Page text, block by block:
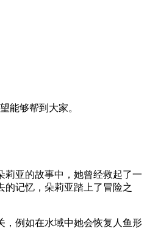
能够帮到大家。
莉亚的故事中，她曾经救起了一
记忆，朵莉亚踏上了冒险之
，例如在水域中她会恢复人鱼形